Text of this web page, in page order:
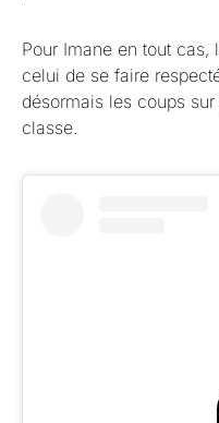
Pour Imane en tout cas,
celui de se faire
désormais les coups
classe.